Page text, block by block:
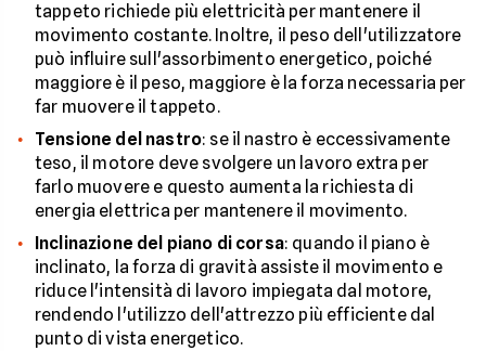
tappeto richiede più elettricità per mantenere il
movimento costante. Inoltre, il peso dell'utilizzatore
può influire sull'assorbimento energetico, poiché
maggiore è il peso, maggiore è la forza necessaria per
far muovere il tappeto.
Tensione del nastro: se il nastro è eccessivamente
teso, il motore deve svolgere un lavoro extra per
farlo muovere e questo aumenta la richiesta di
energia elettrica per mantenere il movimento.
Inclinazione del piano di corsa: quando il piano è
inclinato, la forza di gravità assiste il movimento e
riduce l'intensità di lavoro impiegata dal motore,
rendendo l'utilizzo dell'attrezzo più efficiente dal
punto di vista energetico.